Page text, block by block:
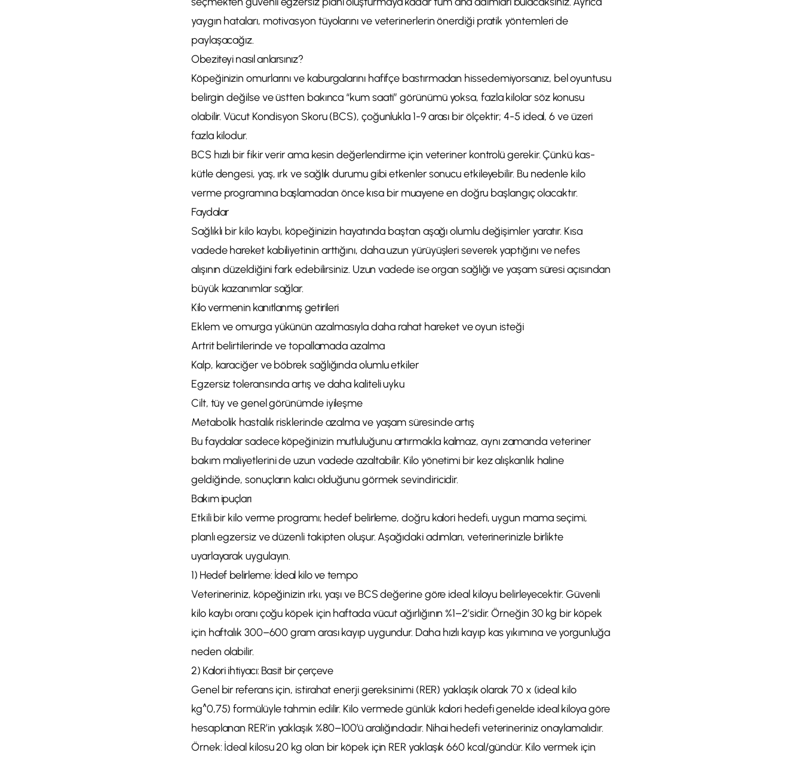
yaygın hataları, motivasyon tüyolarını ve veterinerlerin önerdiği pratik yöntemleri de
paylaşacağız.
Obeziteyi nasıl anlarsınız?
Köpeğinizin omurlarını ve kaburgalarını hafifçe bastırmadan hissedemiyorsanız, bel oyuntusu
belirgin değilse ve üstten bakınca “kum saati” görünümü yoksa, fazla kilolar söz konusu
olabilir. Vücut Kondisyon Skoru (BCS), çoğunlukla 1-9 arası bir ölçektir; 4-5 ideal, 6 ve üzeri
fazla kilodur.
BCS hızlı bir fikir verir ama kesin değerlendirme için veteriner kontrolü gerekir. Çünkü kas-
kütle dengesi, yaş, ırk ve sağlık durumu gibi etkenler sonucu etkileyebilir. Bu nedenle kilo
verme programına başlamadan önce kısa bir muayene en doğru başlangıç olacaktır.
Faydalar
Sağlıklı bir kilo kaybı, köpeğinizin hayatında baştan aşağı olumlu değişimler yaratır. Kısa
vadede hareket kabiliyetinin arttığını, daha uzun yürüyüşleri severek yaptığını ve nefes
alışının düzeldiğini fark edebilirsiniz. Uzun vadede ise organ sağlığı ve yaşam süresi açısından
büyük kazanımlar sağlar.
Kilo vermenin kanıtlanmış getirileri
Eklem ve omurga yükünün azalmasıyla daha rahat hareket ve oyun isteği
Artrit belirtilerinde ve topallamada azalma
Kalp, karaciğer ve böbrek sağlığında olumlu etkiler
Egzersiz toleransında artış ve daha kaliteli uyku
Cilt, tüy ve genel görünümde iyileşme
Metabolik hastalık risklerinde azalma ve yaşam süresinde artış
Bu faydalar sadece köpeğinizin mutluluğunu artırmakla kalmaz, aynı zamanda veteriner
bakım maliyetlerini de uzun vadede azaltabilir. Kilo yönetimi bir kez alışkanlık haline
geldiğinde, sonuçların kalıcı olduğunu görmek sevindiricidir.
Bakım ipuçları
Etkili bir kilo verme programı; hedef belirleme, doğru kalori hedefi, uygun mama seçimi,
planlı egzersiz ve düzenli takipten oluşur. Aşağıdaki adımları, veterinerinizle birlikte
uyarlayarak uygulayın.
1) Hedef belirleme: İdeal kilo ve tempo
Veterineriniz, köpeğinizin ırkı, yaşı ve BCS değerine göre ideal kiloyu belirleyecektir. Güvenli
kilo kaybı oranı çoğu köpek için haftada vücut ağırlığının %1–2’sidir. Örneğin 30 kg bir köpek
için haftalık 300–600 gram arası kayıp uygundur. Daha hızlı kayıp kas yıkımına ve yorgunluğa
neden olabilir.
2) Kalori ihtiyacı: Basit bir çerçeve
Genel bir referans için, istirahat enerji gereksinimi (RER) yaklaşık olarak 70 x (ideal kilo
kg^0,75) formülüyle tahmin edilir. Kilo vermede günlük kalori hedefi genelde ideal kiloya göre
hesaplanan RER’in yaklaşık %80–100’ü aralığındadır. Nihai hedefi veterineriniz onaylamalıdır.
Örnek: İdeal kilosu 20 kg olan bir köpek için RER yaklaşık 660 kcal/gündür. Kilo vermek için